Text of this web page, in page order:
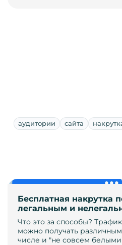
аудитории сайта
Бесплатная накрутка
легальным и
Что это за способы?
можно получать
числе и "не совсем